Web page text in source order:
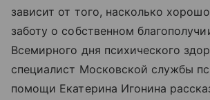
зависит от того, насколько
заботу о собственном
Всемирного дня психического
специалист Московской службы
помощи Екатерина Игонина